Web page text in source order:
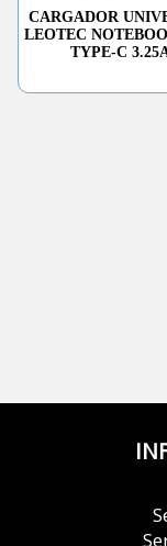
CARGADOR
LEOTEC
TYPE-C